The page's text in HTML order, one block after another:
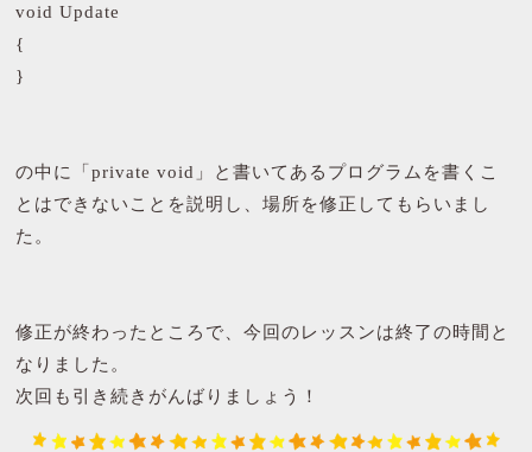
void Update
{
}
の中に「private void」と書いてあるプログラムを書くこ
とはできないことを説明し、場所を修正してもらいまし
た。
修正が終わったところで、今回のレッスンは終了の時間と
なりました。
次回も引き続きがんばりましょう！